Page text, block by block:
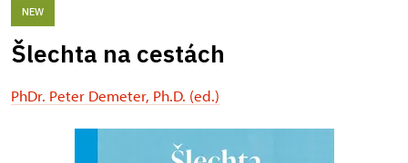
NEW
Šlechta na cestách
PhDr. Peter Demeter, Ph.D. (ed.)